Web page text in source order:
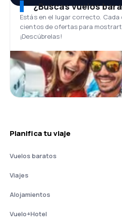
¿Buscas vuelos
Estás en el lugar correcto. Cada
cientos de ofertas para
¡Descúbrelas!
Planifica tu viaje
Vuelos baratos
Viajes
Alojamientos
Vuelo+Hotel